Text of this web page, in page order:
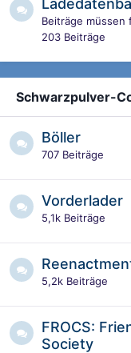
Beiträge
203 Beiträge
Schwarzpulver-
Böller
707 Beiträge
Vorderlader
5,1k Beiträge
5,2k Beiträge
FROCS:
Society